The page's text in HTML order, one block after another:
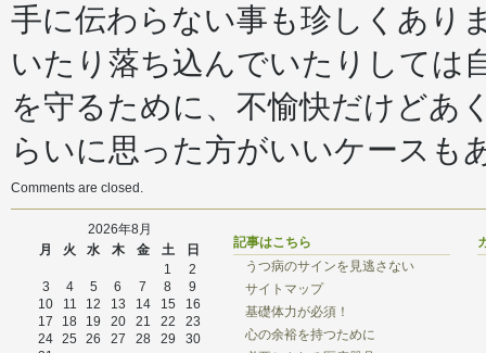
手に伝わらない事も珍しくあり
いたり落ち込んでいたりしては
を守るために、不愉快だけどあ
らいに思った方がいいケースも
Comments are closed.
2026年8月
月
火 水 木 金 土
日
1
2
3
4 5 6 7 8
9
10
11 12 13 14 15
16
17
18 19 20 21 22
23
24 25 26 27 28 29
30
記事はこちら
うつ病のサインを見逃さない
サイトマップ
基礎体力が必須！
心の余裕を持つために